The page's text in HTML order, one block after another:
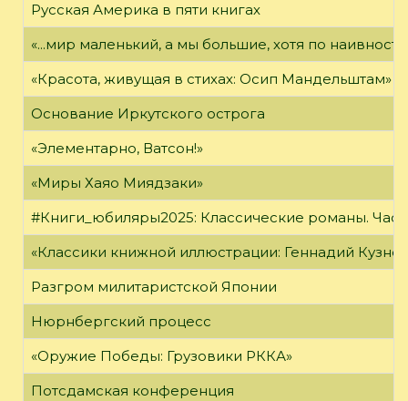
Русская Америка в пяти книгах
«...мир маленький, а мы большие, хотя по
«Красота, живущая в стихах: Осип Мандельштам»
Основание Иркутского острога
«Элементарно, Ватсон!»
«Миры Хаяо Миядзаки»
#Книги_юбиляры2025: Классические романы.
«Классики книжной иллюстрации: Геннадий
Разгром милитаристской Японии
Нюрнбергский процесс
«Оружие Победы: Грузовики РККА»
Потсдамская конференция